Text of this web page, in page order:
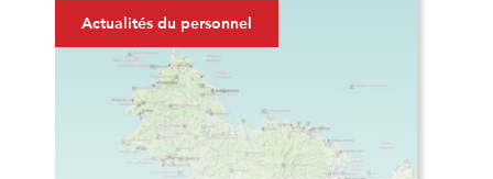
Actualités du personnel